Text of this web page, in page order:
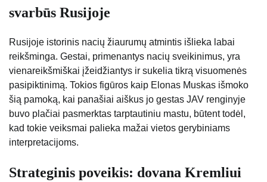
svarbūs Rusijoje
Rusijoje istorinis nacių žiaurumų atmintis išlieka labai
reikšminga. Gestai, primenantys nacių sveikinimus, yra
vienareikšmiškai įžeidžiantys ir sukelia tikrą visuomenės
pasipiktinimą. Tokios figūros kaip Elonas Muskas išmoko
šią pamoką, kai panašiai aiškus jo gestas JAV renginyje
buvo plačiai pasmerktas tarptautiniu mastu, būtent todėl,
kad tokie veiksmai palieka mažai vietos gerybiniams
interpretacijoms.
Strateginis poveikis: dovana Kremliui